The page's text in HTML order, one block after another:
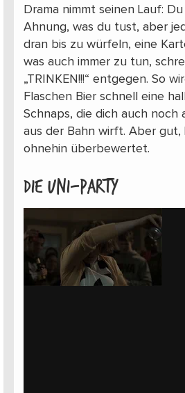
Drama nimmt seinen Lauf:
Ahnung, was du tust, aber
dran bis zu würfeln, eine
was auch immer zu tun,
„TRINKEN!!!“ entgegen. So
Flaschen Bier schnell eine
Schnaps, die dich auch noch
aus der Bahn wirft. Aber gut,
ohnehin überbewertet.
Die Uni-Party